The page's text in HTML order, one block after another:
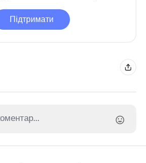
Підтримати